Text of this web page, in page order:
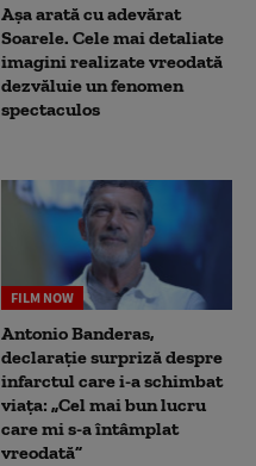
Așa arată cu adevărat
Soarele. Cele mai detaliate
imagini realizate vreodată
dezvăluie un fenomen
spectaculos
FILM NOW
Antonio Banderas,
declarație surpriză despre
infarctul care i-a schimbat
viața: „Cel mai bun lucru
care mi s-a întâmplat
vreodată”